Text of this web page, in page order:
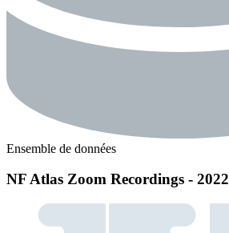
Ensemble de données
NF Atlas Zoom Recordings - 2022